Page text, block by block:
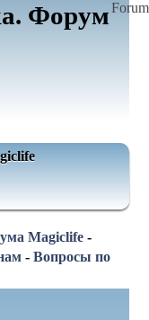
Форум
Magiclife -
-Вопросы по